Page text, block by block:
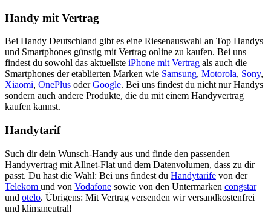
Handy mit Vertrag
Bei Handy Deutschland gibt es eine Riesenauswahl an Top Handys
und Smartphones günstig mit Vertrag online zu kaufen. Bei uns
findest du sowohl das aktuellste iPhone mit Vertrag als auch die
Smartphones der etablierten Marken wie Samsung, Motorola, Sony,
Xiaomi, OnePlus oderGoogle. Bei uns findest du nicht nur Handys
sondern auch andere Produkte, die du mit einem Handyvertrag
kaufen kannst.
Handytarif
Such dir dein Wunsch-Handy aus und finde den passenden
Handyvertrag mit Allnet-Flat und dem Datenvolumen, dass zu dir
passt. Du hast die Wahl: Bei uns findest du Handytarife von der
Telekom und von Vodafone sowie von den Untermarken congstar
und otelo. Übrigens: Mit Vertrag versenden wir versandkostenfrei
und klimaneutral!